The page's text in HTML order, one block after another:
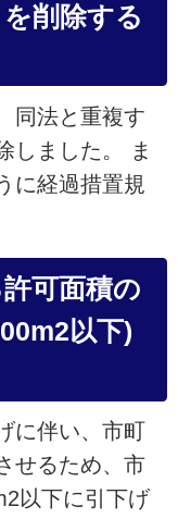
削除する
同法と重複す
しました。 ま
に経過措置規
可面積の
以下)
に伴い、市町
せるため、市
以下に引下げ